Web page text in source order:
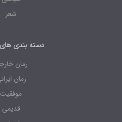
دسته بندی های محبوب
رمان خارجی
رمان ایرانی